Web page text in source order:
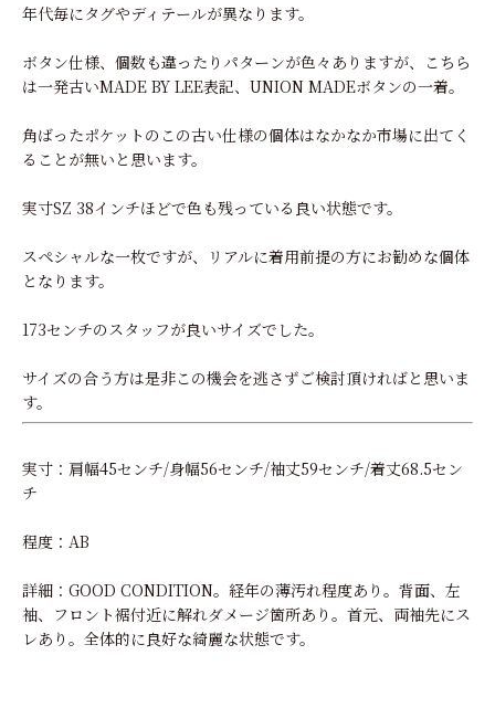
年代毎にタグやディテールが異なります。
ボタン仕様、個数も違ったりパターンが色々ありますが、こちら
は一発古いMADE BY LEE表記、UNION MADEボタンの一着。
角ばったポケットのこの古い仕様の個体はなかなか市場に出てく
ることが無いと思います。
実寸SZ 38インチほどで色も残っている良い状態です。
スペシャルな一枚ですが、リアルに着用前提の方にお勧めな個体
となります。
173センチのスタッフが良いサイズでした。
サイズの合う方は是非この機会を逃さずご検討頂ければと思いま
す。
実寸：肩幅45センチ/身幅56センチ/袖丈59センチ/着丈68.5セン
チ
程度：AB
詳細：GOOD CONDITION。経年の薄汚れ程度あり。背面、左
袖、フロント裾付近に解れダメージ箇所あり。首元、両袖先にス
レあり。全体的に良好な綺麗な状態です。